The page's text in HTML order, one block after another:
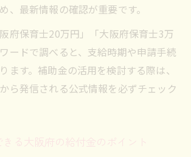
る大阪府内の保育士勤務環境を紹
の定着率が高い職場選びのポイント
でも注目の保育士サポート体制とは
が実感する職場環境改善の最新事例
して叶える保育士の夢と安定
の夢を実現する補助金活用の秘訣
、最新情報の確認が重要です。
府保育士20万円」「大阪府保育士3万
ードで調べると、支給時期や申請手続
ます。補助金の活用を検討する際は、
ら発信される公式情報を必ずチェック
る大阪府の給付金のポイント